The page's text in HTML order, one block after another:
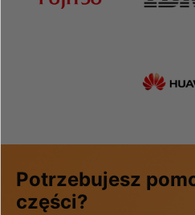
Potrzebujesz
części?